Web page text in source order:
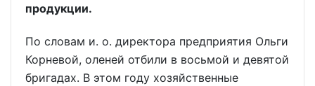
продукции.
По словам и. о. директора предприятия Ольги
Корневой, оленей отбили в восьмой и девятой
бригадах. В этом году хозяйственные